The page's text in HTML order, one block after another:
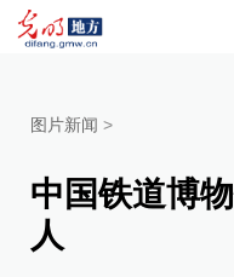
图片新闻 >
中国铁道博
人